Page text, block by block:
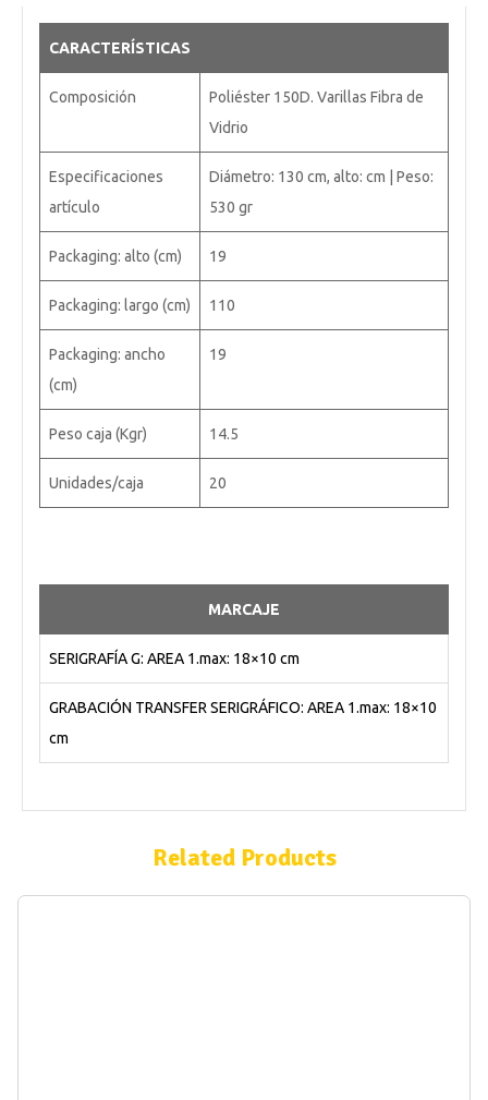
CARACTERÍSTICAS
Composición
Poliéster 150D. Varillas Fibra de
Vidrio
Especificaciones
artículo
Diámetro: 130 cm, alto: cm | Peso:
530 gr
Packaging: alto (cm) 19
Packaging: largo (cm) 110
Packaging: ancho
(cm)
19
Peso caja (Kgr) 14.5
Unidades/caja 20
MARCAJE
SERIGRAFÍA G: AREA 1.max: 18×10 cm
GRABACIÓN TRANSFER SERIGRÁFICO: AREA 1.max: 18×10
cm
Related Products